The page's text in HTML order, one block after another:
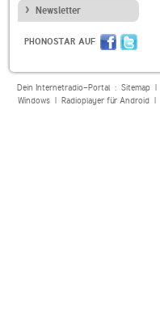
Newsletter
PHONOSTAR AUF
Dein Internetradio-Portal : Sitemap|
Windows| Radioplayer für Android|